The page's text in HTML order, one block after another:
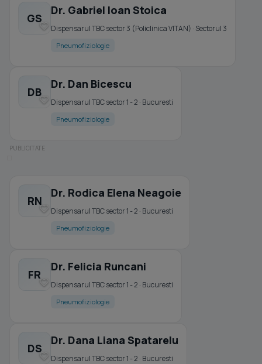
GS
Dr. Gabriel Ioan Stoica
Dispensarul TBC sector 3 (Policlinica VITAN) · Sectorul 3
Pneumofiziologie
DB
Dr. Dan Bicescu
Dispensarul TBC sector 1 - 2 · Bucuresti
Pneumofiziologie
RN
Dr. Rodica Elena Neagoie
Dispensarul TBC sector 1 - 2 · Bucuresti
Pneumofiziologie
FR
Dr. Felicia Runcani
Dispensarul TBC sector 1 - 2 · Bucuresti
Pneumofiziologie
DS
Dr. Dana Liana Spatarelu
Dispensarul TBC sector 1 - 2 · Bucuresti